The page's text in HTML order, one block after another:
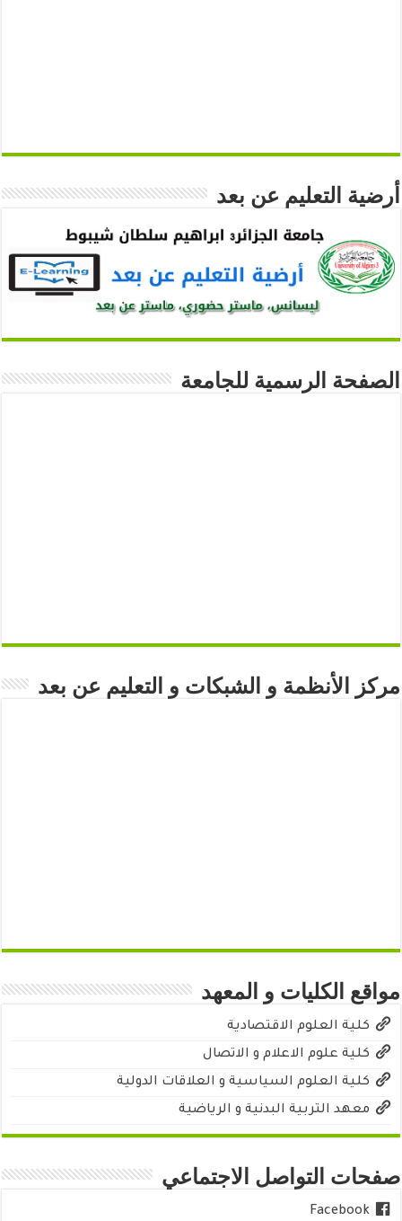
أرضية التعليم عن بعد
الصفحة الرسمية للجامعة
مركز الأنظمة و الشبكات و التعليم عن بعد
مواقع الكليات و المعهد
كلية العلوم الاقتصادية
كلية علوم الاعلام و الاتصال
كلية العلوم السياسية و العلاقات الدولية
معهد التربية البدنية و الرياضية
صفحات التواصل الاجتماعي
Facebook